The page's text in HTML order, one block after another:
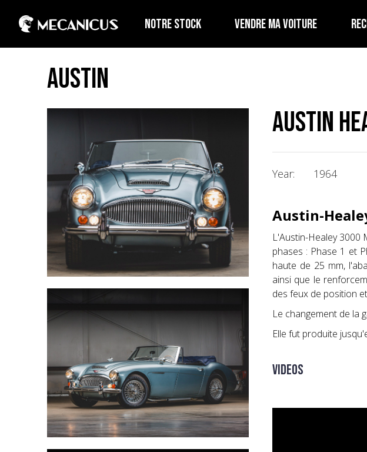
NOTRE STOCK VENDRE MA VOITURE
Austin
Austin
Year: 1964
Austin-
L'Austin-Healey 3000
phases : Phase 1 et
haute de 25 mm,
ainsi que le
des feux de position
Le changement de la
Elle fut produite
Videos